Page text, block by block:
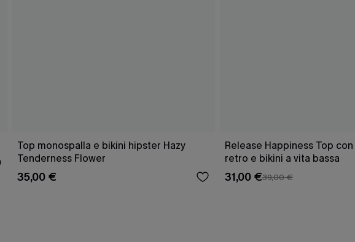
Top monospalla e bikini hipster Hazy
Tenderness Flower
35,00 €
Release Happiness Top
retro e bikini a vita bassa
31,00 €39,00 €